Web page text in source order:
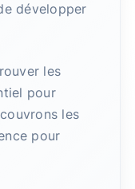
développer
les
pour
les
pour